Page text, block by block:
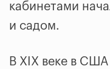
кабинетами
и садом.
В XIX веке в